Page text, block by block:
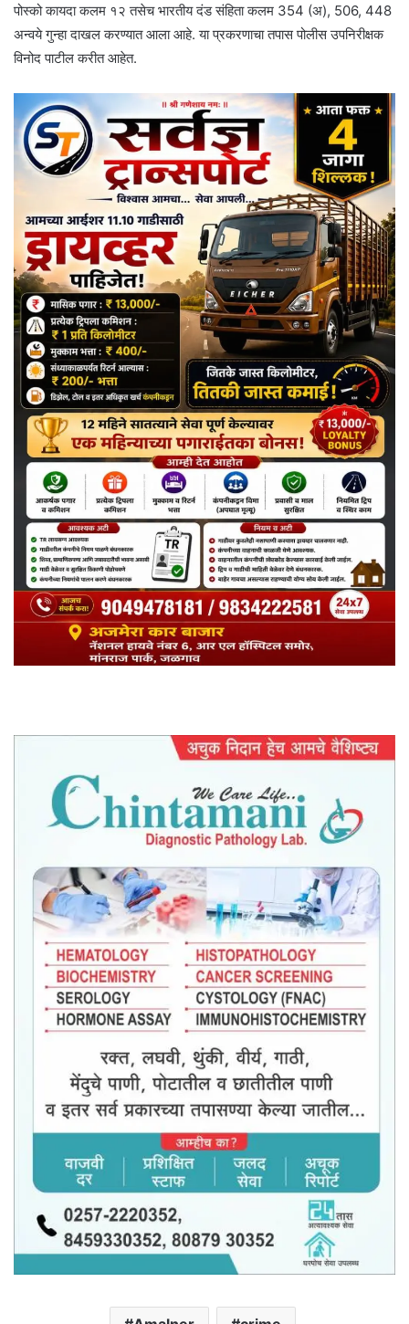
पोस्को कायदा कलम १२ तसेच भारतीय दंड संहिता कलम 354 (अ), 506, 448
अन्वये गुन्हा दाखल करण्यात आला आहे. या प्रकरणाचा तपास पोलीस उपनिरीक्षक
विनोद पाटील करीत आहेत.